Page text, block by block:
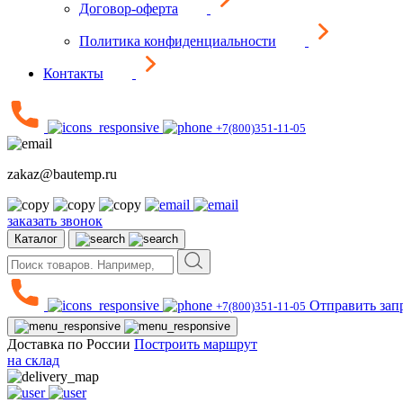
Договор-оферта
Политика конфиденциальности
Контакты
+7(800)351-11-05
zakaz@bautemp.ru
заказать звонок
Каталог
+7(800)351-11-05 Отправить
Доставка по России Построить маршрут
на склад